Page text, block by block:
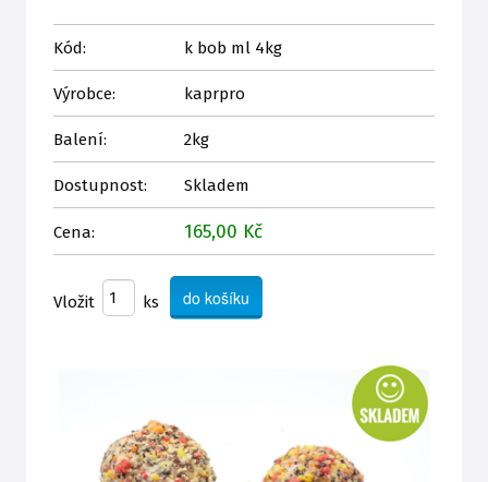
Kód: k bob ml 4kg
Výrobce: kaprpro
Balení: 2kg
Dostupnost: Skladem
Cena: 165,00 Kč
Vložit ks